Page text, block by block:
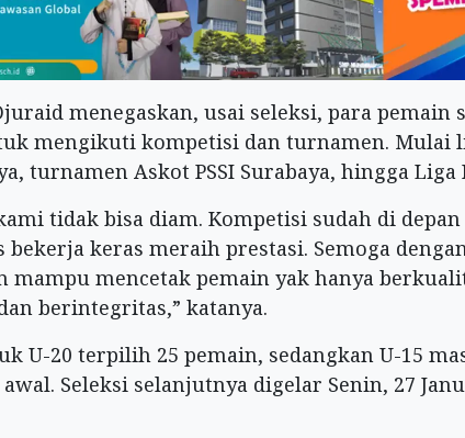
menegaskan, usai seleksi, para pemain
mengikuti kompetisi dan turnamen. Mulai
turnamen Askot PSSI Surabaya, hingga Liga
tidak bisa diam. Kompetisi sudah di
bekerja keras meraih prestasi. Semoga dengan
mencetak pemain yak hanya
berintegritas,” katanya.
U-20 terpilih 25 pemain, sedangkan U-15
Seleksi selanjutnya digelar Senin, 27